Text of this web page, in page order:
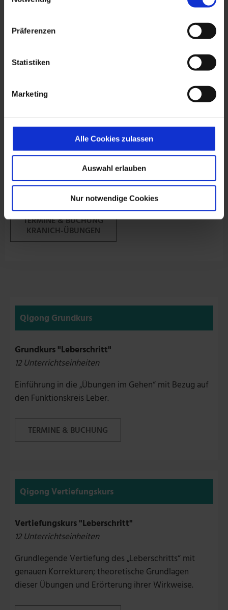
Präferenzen
Statistiken
Marketing
Alle Cookies zulassen
Auswahl erlauben
Nur notwendige Cookies
Vertiefung "Acht Brokat"- /bzw. "Kranich"-Übungen
Grundlegende Vertiefung der „Acht Brokat“- bzw.
„Kranich“-Übungen mit genauen Korrekturen;
theoretische Grundlagen dieser Übungen und
Erörterung ihrer Wirkweise.
TERMINE & BUCHUNG
ACHT-BROKAT-ÜBUNGEN
TERMINE & BUCHUNG
KRANICH-ÜBUNGEN
Qigong Grundkurs
Grundkurs "Leberschritt"
12 Unterrichtseinheiten
Einführung in die „Übungen im Gehen“ mit Bezug auf
den Funktionskreis Leber.
TERMINE & BUCHUNG
Qigong Vertiefungskurs
Vertiefungskurs "Leberschritt"
12 Unterrichtseinheiten
Grundlegende Vertiefung des „Leberschritts“ mit
genauen Korrekturen; theoretische Grundlagen
dieser Übungen und Erörterung ihrer Wirkweise.